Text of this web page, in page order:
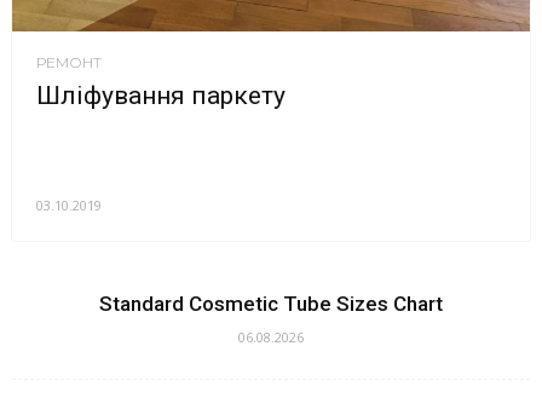
РЕМОНТ
Шліфування паркету
03.10.2019
Standard Cosmetic Tube Sizes Chart
06.08.2026